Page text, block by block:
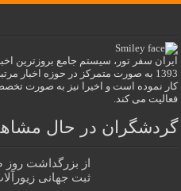
ایران سفر تور، سیستم جامع بروزترین
1393 به صورت متمرکز در حوزه اخبار
کار نموده است و اخیرا نیز به صورت
فعالیت می کند.
گردشگران در حال
از بزرگداشت روز
ثبت جهانی